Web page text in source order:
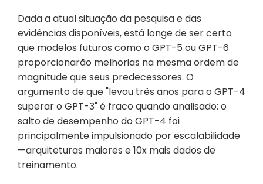
Dada a atual situação da pesquisa e das
evidências disponíveis, está longe de ser certo
que modelos futuros como o GPT-5 ou GPT-6
proporcionarão melhorias na mesma ordem de
magnitude que seus predecessores. O
argumento de que "levou três anos para o GPT-4
superar o GPT-3" é fraco quando analisado: o
salto de desempenho do GPT-4 foi
principalmente impulsionado por escalabilidade
—arquiteturas maiores e 10x mais dados de
treinamento.